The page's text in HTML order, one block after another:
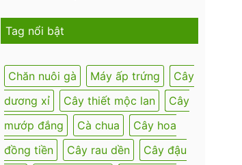
Tag nổi bật
Chăn nuôi gà Máy ấp trứng
Cây
dương xỉ
Cây thiết mộc lan
Cây
mướp đắng
Cà chua
Cây hoa
đồng tiền
Cây rau dền
Cây đậu